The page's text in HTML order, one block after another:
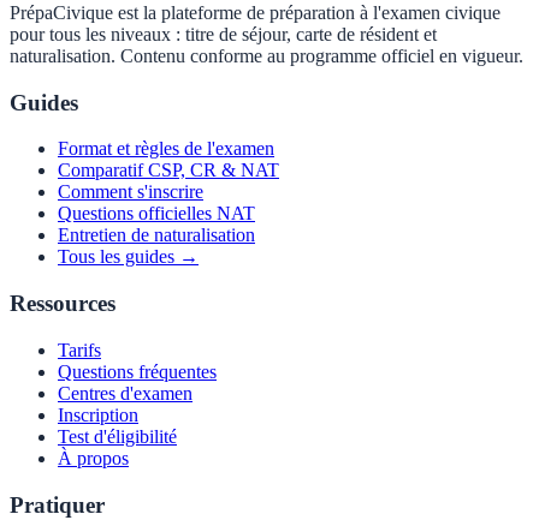
PrépaCivique est la plateforme de préparation à l'examen civique
pour tous les niveaux : titre de séjour, carte de résident et
naturalisation. Contenu conforme au programme officiel en vigueur.
Guides
Format et règles de l'examen
Comparatif CSP, CR & NAT
Comment s'inscrire
Questions officielles NAT
Entretien de naturalisation
Tous les guides →
Ressources
Tarifs
Questions fréquentes
Centres d'examen
Inscription
Test d'éligibilité
À propos
Pratiquer